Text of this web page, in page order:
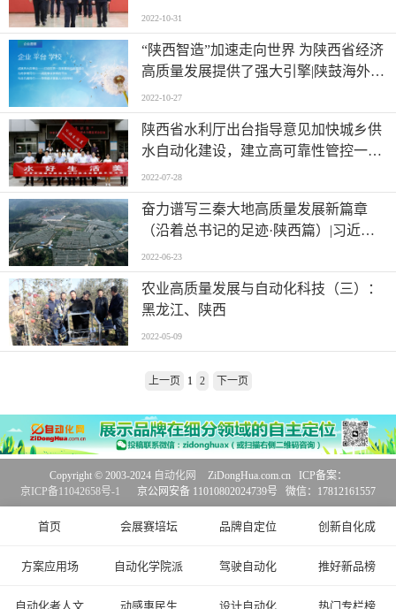
安和河南安阳考察
2022-10-31
“陕西智造”加速走向世界 为陕西省经济
高质量发展提供了强大引擎|陕鼓海外市
场捷报频传 高端装备与系统方案助力印
度大型钢铁公司节能降耗绿色发展
2022-10-27
陕西省水利厅出台指导意见加快城乡供
水自动化建设，建立高可靠性管控一体
自动化系统
2022-07-28
奋力谱写三秦大地高质量发展新篇章
（沿着总书记的足迹·陕西篇）|习近平
总书记与自动化科技工作者
2022-06-23
农业高质量发展与自动化科技（三）：
黑龙江、陕西
2022-05-09
上一页 1 2 下一页
首页 会展赛培坛 品牌自定位 创新自化成
方案应用场 自动化学院派 驾驶自动化 推好新品榜
自动化者人文 动感惠民生 设计自动化 热门专栏榜
Copyright © 2003-2024 自动化网
ZiDongHua.com.cn ICP备案：
京ICP备11042658号-1
京公网安备 11010802024739号 微信：17812161557